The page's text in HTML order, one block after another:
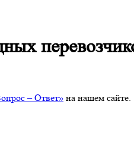
– Ответ» на нашем сайте.